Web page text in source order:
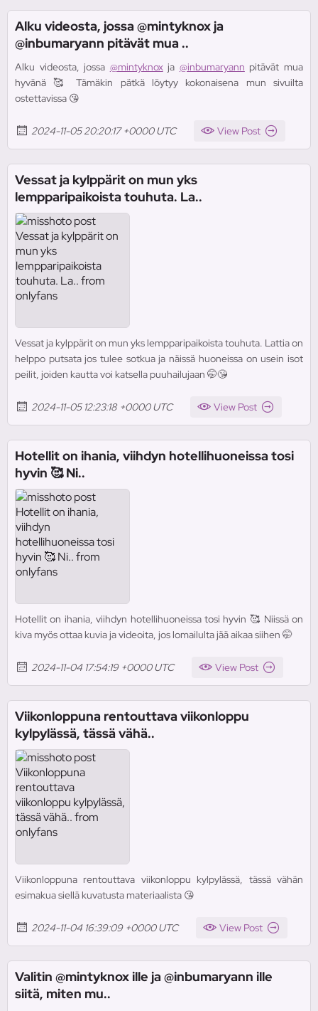
Alku videosta, jossa @mintyknox ja
@inbumaryann pitävät mua ..
Alku videosta, jossa @mintyknoxja @inbumaryann pitävät mua
hyvänä 🥰 Tämäkin pätkä löytyy kokonaisena mun sivuilta
ostettavissa 😘
2024-11-05 20:20:17 +0000 UTC View Post
Vessat ja kylppärit on mun yks
lempparipaikoista touhuta. La..
Vessat ja kylppärit on mun yks lempparipaikoista touhuta. Lattia on
helppo putsata jos tulee sotkua ja näissä huoneissa on usein isot
peilit, joiden kautta voi katsella puuhailujaan 🤭😘
2024-11-05 12:23:18 +0000 UTC View Post
Hotellit on ihania, viihdyn hotellihuoneissa tosi
hyvin 🥰 Ni..
Hotellit on ihania, viihdyn hotellihuoneissa tosi hyvin 🥰 Niissä on
kiva myös ottaa kuvia ja videoita, jos lomailulta jää aikaa siihen 🤭
2024-11-04 17:54:19 +0000 UTC View Post
Viikonloppuna rentouttava viikonloppu
kylpylässä, tässä vähä..
Viikonloppuna rentouttava viikonloppu kylpylässä, tässä vähän
esimakua siellä kuvatusta materiaalista 😘
2024-11-04 16:39:09 +0000 UTC View Post
Valitin @mintyknox ille ja @inbumaryann ille
siitä, miten mu..